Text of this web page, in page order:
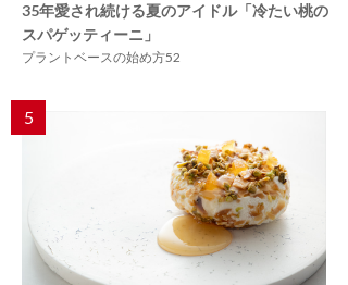
35年愛され続ける夏のアイドル「冷たい桃の
スパゲッティーニ」
プラントベースの始め方52
5